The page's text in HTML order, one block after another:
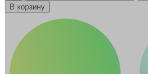
В корзину